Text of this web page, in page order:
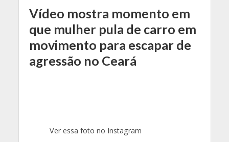
Vídeo mostra momento em
que mulher pula de carro em
movimento para escapar de
agressão no Ceará
Ver essa foto no Instagram